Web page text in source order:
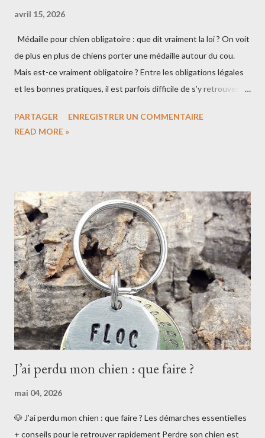
avril 15, 2026
Médaille pour chien obligatoire : que dit vraiment la loi ? On voit
de plus en plus de chiens porter une médaille autour du cou.
Mais est-ce vraiment obligatoire ? Entre les obligations légales
et les bonnes pratiques, il est parfois difficile de s’y retrouver.
pour protéger son chien. 🐾 L’identification du chien est
d’identification des carnivores domestiques (I-CAD). 💡 Cette
démarche est généralement réalisée chez le vétérinaire, dès le
plus jeune âge. 🐾 La médaille pour chien n’est pas obligatoire en
France Contrairement à ce que l’on pourrait penser : 👉 la
médaille pour chien n’est pas obligatoire en France . La loi impose
uniquement l’i...
PARTAGER
ENREGISTRER UN COMMENTAIRE
READ MORE »
J’ai perdu mon chien : que faire ?
mai 04, 2026
🐶 J’ai perdu mon chien : que faire ? Les démarches essentielles
+ conseils pour le retrouver rapidement Perdre son chien est